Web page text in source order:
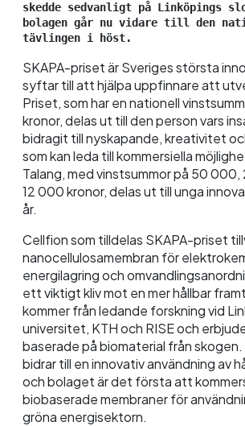
skedde sedvanligt på Linköpings
bolagen går nu vidare till den
tävlingen i höst.
SKAPA-priset är Sveriges största
syftar till att hjälpa uppfinnare att
Priset, som har en nationell
kronor, delas ut till den person vars
bidragit till nyskapande, kreativitet
som kan leda till kommersiella
Talang, med vinstsummor på 50
12 000 kronor, delas ut till unga
år.
Cellfion som tilldelas SKAPA-priset
nanocellulosamembran för
energilagring och
ett viktigt kliv mot en mer hållbar
kommer från ledande forskning vid
universitet, KTH och RISE och
baserade på biomaterial från skogen.
bidrar till en innovativ användning av
och bolaget är det första att
biobaserade membraner för
gröna energisektorn.